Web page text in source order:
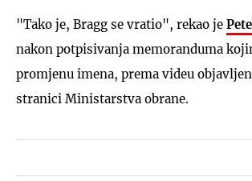
"Tako je, Bragg se vratio", rekao je
nakon potpisivanja memoranduma
promjenu imena, prema videu
stranici Ministarstva obrane.